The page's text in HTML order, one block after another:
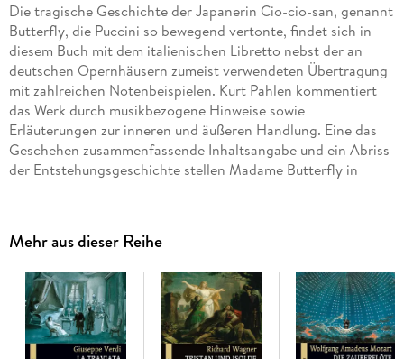
Die tragische Geschichte der Japanerin Cio-cio-san, genannt
Butterfly, die Puccini so bewegend vertonte, findet sich in
diesem Buch mit dem italienischen Libretto nebst der an
deutschen Opernhäusern zumeist verwendeten Übertragung
mit zahlreichen Notenbeispielen. Kurt Pahlen kommentiert
das Werk durch musikbezogene Hinweise sowie
Erläuterungen zur inneren und äußeren Handlung. Eine das
Geschehen zusammenfassende Inhaltsangabe und ein Abriss
der Entstehungsgeschichte stellen Madame Butterfly in
Puccini had hardly finished his work on 'Tosca' in 1900 and
seen its first performances when a new potential opera
subject attracted his attention during a theatre visit in
London: the play staged was 'Madame Butterfly. Tragedy of a
Japanese Woman'. At the beginning of 1904, the musical
setting of this subject matter was completed - the work was a
Mehr aus dieser Reihe